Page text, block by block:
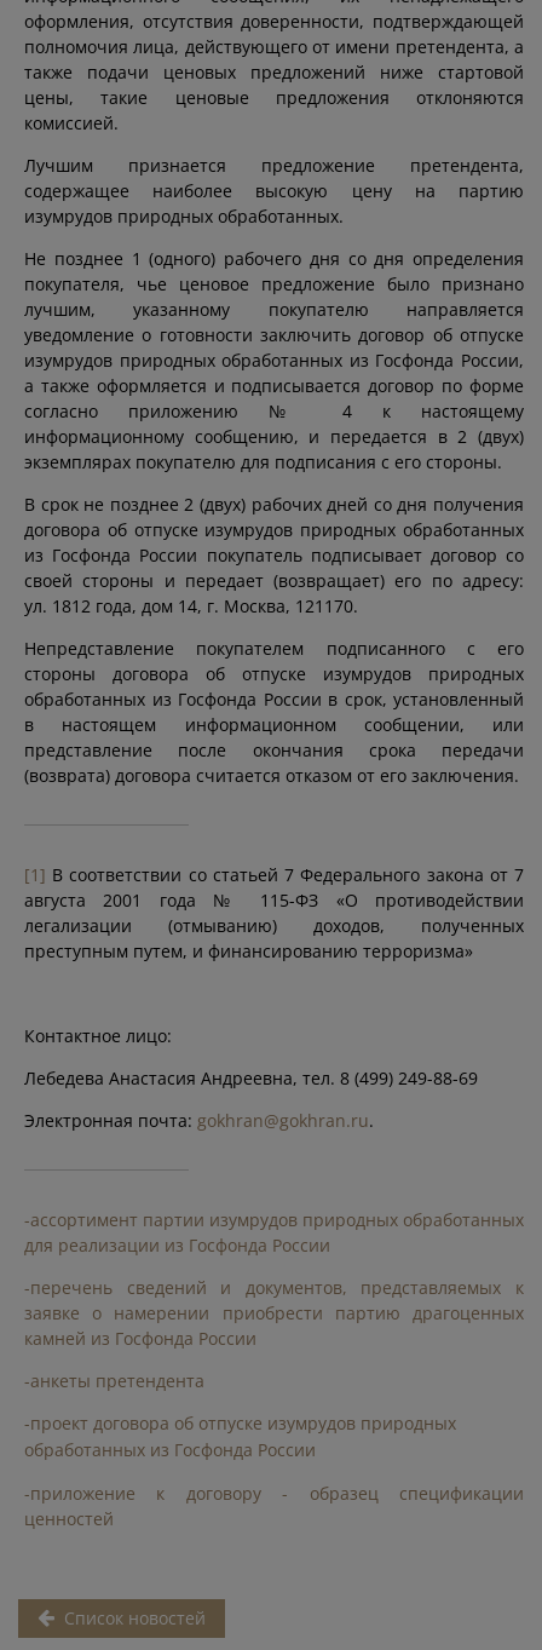
оформления, отсутствия доверенности, подтверждающей
полномочия лица, действующего от имени претендента, а
также подачи ценовых предложений ниже стартовой
цены, такие ценовые предложения отклоняются
комиссией.
Лучшим признается предложение претендента,
содержащее наиболее высокую цену на партию
изумрудов природных обработанных.
Не позднее 1 (одного) рабочего дня со дня определения
покупателя, чье ценовое предложение было признано
лучшим, указанному покупателю направляется
уведомление о готовности заключить договор об отпуске
изумрудов природных обработанных из Госфонда России,
а также оформляется и подписывается договор по форме
согласно приложению № 4 к настоящему
информационному сообщению, и передается в 2 (двух)
экземплярах покупателю для подписания с его стороны.
В срок не позднее 2 (двух) рабочих дней со дня получения
договора об отпуске изумрудов природных обработанных
из Госфонда России покупатель подписывает договор со
своей стороны и передает (возвращает) его по адресу:
ул. 1812 года, дом 14, г. Москва, 121170.
Непредставление покупателем подписанного с его
стороны договора об отпуске изумрудов природных
обработанных из Госфонда России в срок, установленный
в настоящем информационном сообщении, или
представление после окончания срока передачи
(возврата) договора считается отказом от его заключения.
[1] В соответствии со статьей 7 Федерального закона от 7
августа 2001 года № 115-ФЗ «О противодействии
легализации (отмыванию) доходов, полученных
преступным путем, и финансированию терроризма»
Контактное лицо:
Лебедева Анастасия Андреевна, тел. 8 (499) 249-88-69
Электронная почта: gokhran@gokhran.ru.
-ассортимент партии изумрудов природных обработанных
для реализации из Госфонда России
-перечень сведений и документов, представляемых к
заявке о намерении приобрести партию драгоценных
камней из Госфонда России
-анкеты претендента
-проект договора об отпуске изумрудов природных
обработанных из Госфонда России
-приложение к договору - образец спецификации
ценностей
Список новостей